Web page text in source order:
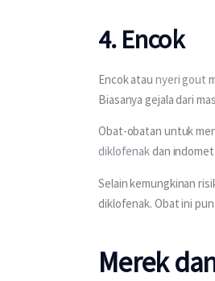
4. Encok
Encok atau nyeri gout
Biasanya gejala dari
Obat-obatan untuk
diklofenak dan
Selain kemungkinan
diklofenak. Obat ini
Merek